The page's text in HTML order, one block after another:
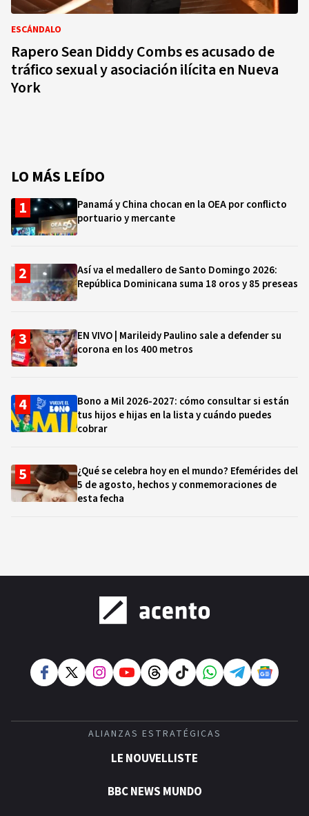
ESCÁNDALO
Rapero Sean Diddy Combs es acusado de
tráfico sexual y asociación ilícita en Nueva
York
LO MÁS LEÍDO
Panamá y China chocan en la OEA por conflicto
portuario y mercante
Así va el medallero de Santo Domingo 2026:
República Dominicana suma 18 oros y 85 preseas
EN VIVO | Marileidy Paulino sale a defender su
corona en los 400 metros
Bono a Mil 2026-2027: cómo consultar si están
tus hijos e hijas en la lista y cuándo puedes
cobrar
¿Qué se celebra hoy en el mundo? Efemérides del
5 de agosto, hechos y conmemoraciones de
esta fecha
ALIANZAS ESTRATÉGICAS
LE NOUVELLISTE
BBC NEWS MUNDO